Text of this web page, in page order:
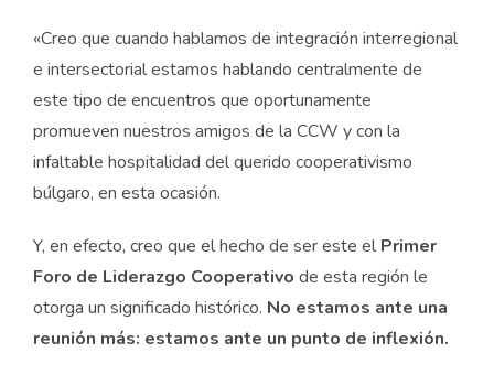
«Creo que cuando hablamos de integración interregional
e intersectorial estamos hablando centralmente de
este tipo de encuentros que oportunamente
promueven nuestros amigos de la CCW y con la
infaltable hospitalidad del querido cooperativismo
búlgaro, en esta ocasión.
Y, en efecto, creo que el hecho de ser este el Primer
Foro de Liderazgo Cooperativo de esta región le
otorga un significado histórico. No estamos ante una
reunión más: estamos ante un punto de inflexión.